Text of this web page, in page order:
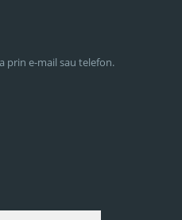
prin e-mail sau telefon.